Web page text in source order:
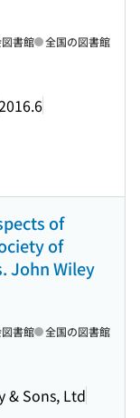
書館 全国の図書館
of
of
John Wiley
& Sons, Ltd
書館 全国の図書館